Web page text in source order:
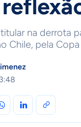
na derrota
Chile, pela